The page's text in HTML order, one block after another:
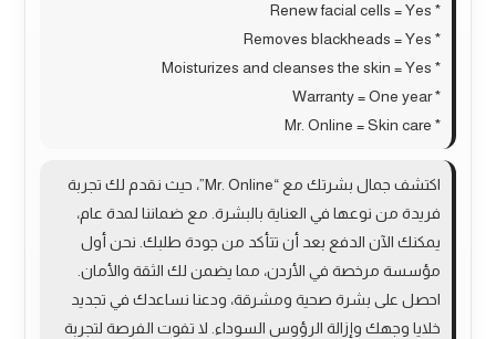
* Renew facial cells = Yes
* Removes blackheads = Yes
* Moisturizes and cleanses the skin = Yes
* Warranty = One year
* Mr. Online = Skin care
اكتشف جمال بشرتك مع “Mr. Online”، حيث نقدم لك تجربة
فريدة من نوعها في العناية بالبشرة. مع ضماننا لمدة عام،
يمكنك الآن الدفع بعد أن تتأكد من جودة طلبك. نحن أول
مؤسسة مرخصة في الأردن، مما يضمن لك الثقة والأمان.
احصل على بشرة صحية ومشرقة، ودعنا نساعدك في تجديد
خلايا وجهك وإزالة الرؤوس السوداء. لا تفوت الفرصة لتجربة